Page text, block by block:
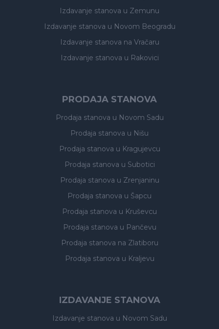
Izdavanje stanova u Zemunu
Izdavanje stanova u Novom Beogradu
Izdavanje stanova na Vračaru
Izdavanje stanova u Rakovici
PRODAJA STANOVA
Prodaja stanova u Novom Sadu
Prodaja stanova u Nišu
Prodaja stanova u Kragujevcu
Prodaja stanova u Subotici
Prodaja stanova u Zrenjaninu
Prodaja stanova u Šapcu
Prodaja stanova u Kruševcu
Prodaja stanova u Pančevu
Prodaja stanova na Zlatiboru
Prodaja stanova u Kraljevu
IZDAVANJE STANOVA
Izdavanje stanova u Novom Sadu